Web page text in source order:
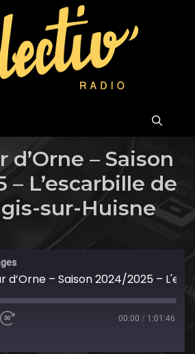
d’Orne – Saison
– L’escarbille de
sur-Huisne
00:00 / 1:01:46